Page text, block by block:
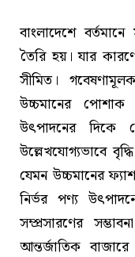
বাংলাদেশে
তৈরি হয়। যার
সীমিত।
উচ্চমানের পোশাক
উৎপাদনের দিকে
উল্লেখযোগ্যভাবে
যেমন উচ্চমানের
নির্ভর পণ্য
সম্প্রসারণের
আন্তর্জাতিক